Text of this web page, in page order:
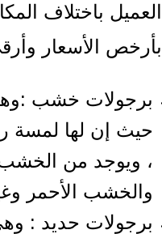
العميل باختلاف
بأرخص الأسعار
برجولات خشب :وهي
حيث إن لها لمسة
، ويوجد من الخشب
والخشب الأحمر
برجولات حديد :